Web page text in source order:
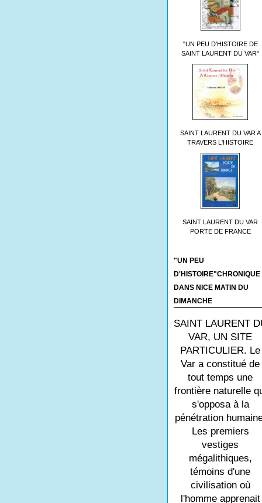
"UN PEU D'HISTOIRE DE
SAINT LAURENT DU VAR"
SAINT LAURENT DU VAR A
TRAVERS L'HISTOIRE
SAINT LAURENT DU VAR
PORTE DE FRANCE
"UN PEU
D'HISTOIRE"CHRONIQUE
DANS NICE MATIN DU
DIMANCHE
SAINT LAURENT
VAR, UN SITE
PARTICULIER. Le
Var a constitué de
tout temps une
frontière naturelle
s'opposa à la
pénétration
Les premiers
vestiges
mégalithiques,
témoins d'une
civilisation où
l'homme apprenait